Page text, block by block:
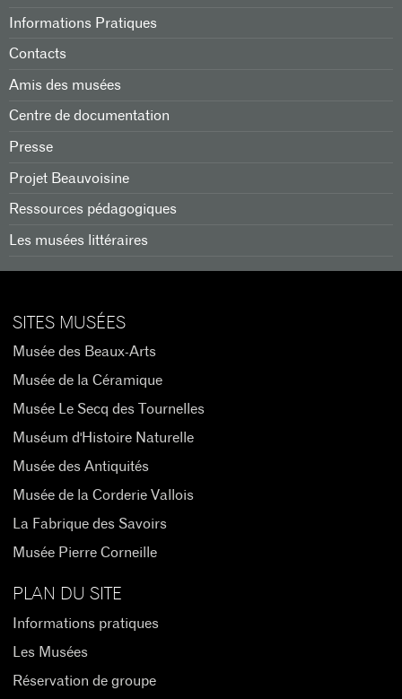
Informations Pratiques
Contacts
Amis des musées
Centre de documentation
Presse
Projet Beauvoisine
Ressources pédagogiques
Les musées littéraires
SITES MUSÉES
Musée des Beaux-Arts
Musée de la Céramique
Musée Le Secq des Tournelles
Muséum d'Histoire Naturelle
Musée des Antiquités
Musée de la Corderie Vallois
La Fabrique des Savoirs
Musée Pierre Corneille
PLAN DU SITE
Informations pratiques
Les Musées
Réservation de groupe